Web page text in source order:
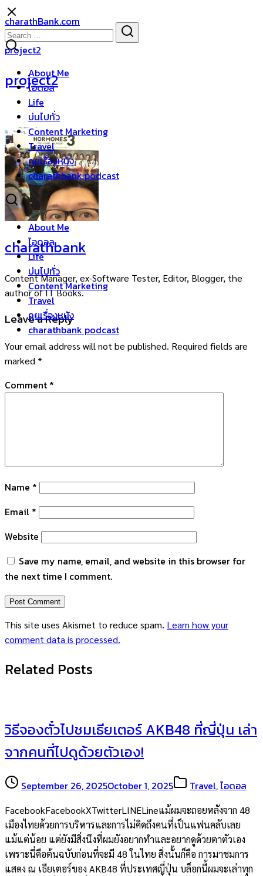
Skip
to
content
charathBank.com
About Me
ไอดอล
Life
บ่นไปทั่ว
Content Marketing
Travel
คุยเรื่องหนัง
charathbank podcast
About Me
ไอดอล
Life
บ่นไปทั่ว
Content Marketing
Travel
คุยเรื่องหนัง
charathbank podcast
Search
for:
project2
project2
charathbank
Content Manager, ex-Software Tester, Editor, Blogger, the
author of IT Books.
Leave a Reply
Your email address will not be published. Required fields are
marked *
Comment *
Name *
Email *
Website
Save my name, email, and website in this browser for
the next time I comment.
This site uses Akismet to reduce spam. Learn how your
comment data is processed.
Related Posts
วิธีจองตั๋วไปชมเธียเตอร์ AKB48 ที่ญี่ปุ่น เล่า
จากคนที่ไปดูด้วยตัวเอง!
September 26, 2025October 1, 2025 Travel,ไอดอล
FacebookFacebookXTwitterLINELineแม้ผมจะถอยหลังจาก 48
เมืองไทยด้วยการบริหารและการไม่คิดถึงคนที่เป็นแฟนคลับเลย
แม้แต่น้อย แต่ยังมีสิ่งนึงที่ผมยังอยากทำและอยากดูด้วยตาตัวเอง
เพราะนี่คือต้นฉบับก่อนที่จะมี 48 ในไทย สิ่งนั้นก็คือ การมาชมการ
แสดง ณ เธียเตอร์ของ AKB48 ที่ประเทศญี่ปุ่น บล็อกนี้ผมจะเล่าทุก